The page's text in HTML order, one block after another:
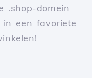
.shop-domein
een favoriete